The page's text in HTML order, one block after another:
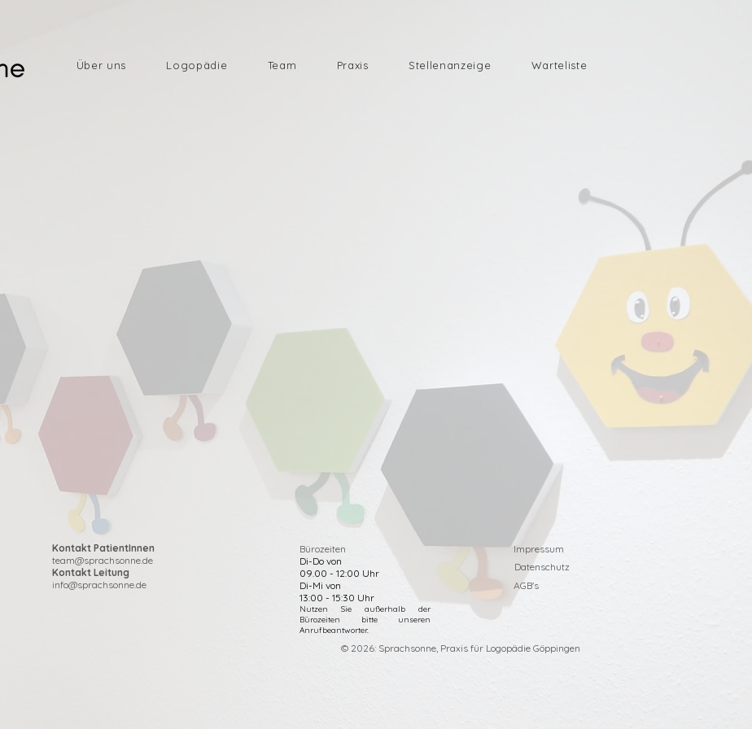
Über uns Logopädie Team Praxis Stellenanzeige Warteliste
Kontakt PatientInnen
team@sprachsonne.de
Kontakt Leitung
info@sprachsonne.de
Bürozeiten
Di-Do von
09.00 - 12:00 Uhr
Di-Mi von
13:00 - 15:30 Uhr
Nutzen Sie außerhalb der
Bürozeiten bitte unseren
Anrufbeantworter.
Impressum
Datenschutz
AGB's
© 2026: Sprachsonne, Praxis für Logopädie Göppingen